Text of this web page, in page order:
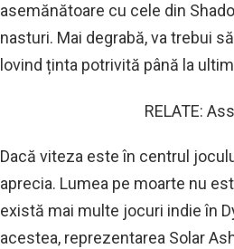
asemănătoare cu cele din
nasturi. Mai degrabă, va trebui
lovind ținta potrivită până la
RELATE:
Dacă viteza este în centrul
aprecia. Lumea pe moarte nu
există mai multe jocuri indie în
acestea, reprezentarea Solar